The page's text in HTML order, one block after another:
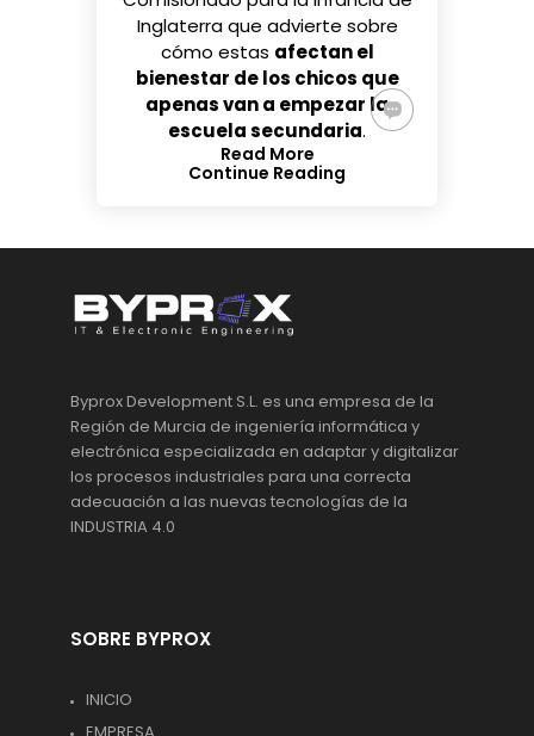
Inglaterra que advierte sobre
cómo estas afectan el
bienestar de los chicos que
apenas van a empezar la
escuela secundaria.
Read More
Continue Reading
Byprox Development S.L. es una empresa de la
Región de Murcia de ingeniería informática y
electrónica especializada en adaptar y digitalizar
los procesos industriales para una correcta
adecuación a las nuevas tecnologías de la
INDUSTRIA 4.0
SOBRE BYPROX
INICIO